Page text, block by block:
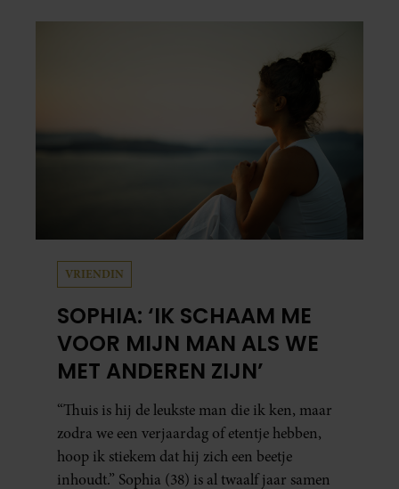
VRIENDIN
SOPHIA: ‘IK SCHAAM ME
VOOR MIJN MAN ALS WE
MET ANDEREN ZIJN’
“Thuis is hij de leukste man die ik ken, maar
zodra we een verjaardag of etentje hebben,
hoop ik stiekem dat hij zich een beetje
inhoudt.” Sophia (38) is al twaalf jaar samen